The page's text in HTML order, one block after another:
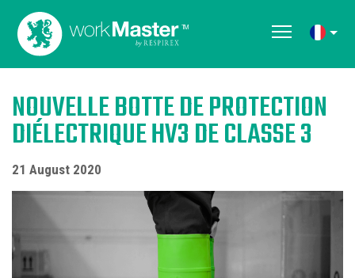
NOUVELLE BOTTE DE PROTECTION
DIÉLECTRIQUE HV3 DE CLASSE 3
21 August 2020